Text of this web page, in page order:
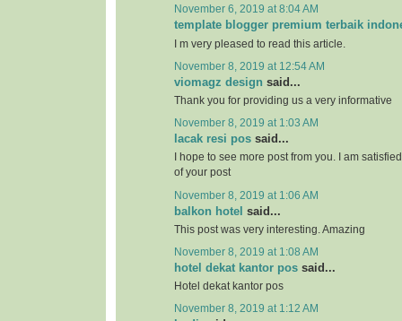
November 6, 2019 at 8:04 AM
template blogger premium terbaik
I m very pleased to read this article.
November 8, 2019 at 12:54 AM
viomagz design said...
Thank you for providing us a very informative
November 8, 2019 at 1:03 AM
lacak resi pos said...
I hope to see more post from you. I am
of your post
November 8, 2019 at 1:06 AM
balkon hotel said...
This post was very interesting. Amazing
November 8, 2019 at 1:08 AM
hotel dekat kantor pos said...
Hotel dekat kantor pos
November 8, 2019 at 1:12 AM